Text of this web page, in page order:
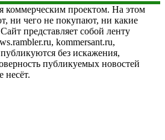
коммерческим проектом. На этом
ни чего не покупают, ни какие
представляет собой ленту
kommersant.ru,
без искажения,
публикуемых новостей
несёт.